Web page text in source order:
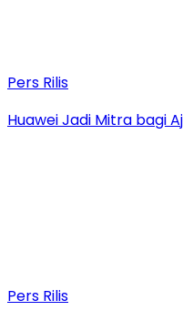
Pers Rilis
Huawei Jadi Mitra bagi
Pers Rilis